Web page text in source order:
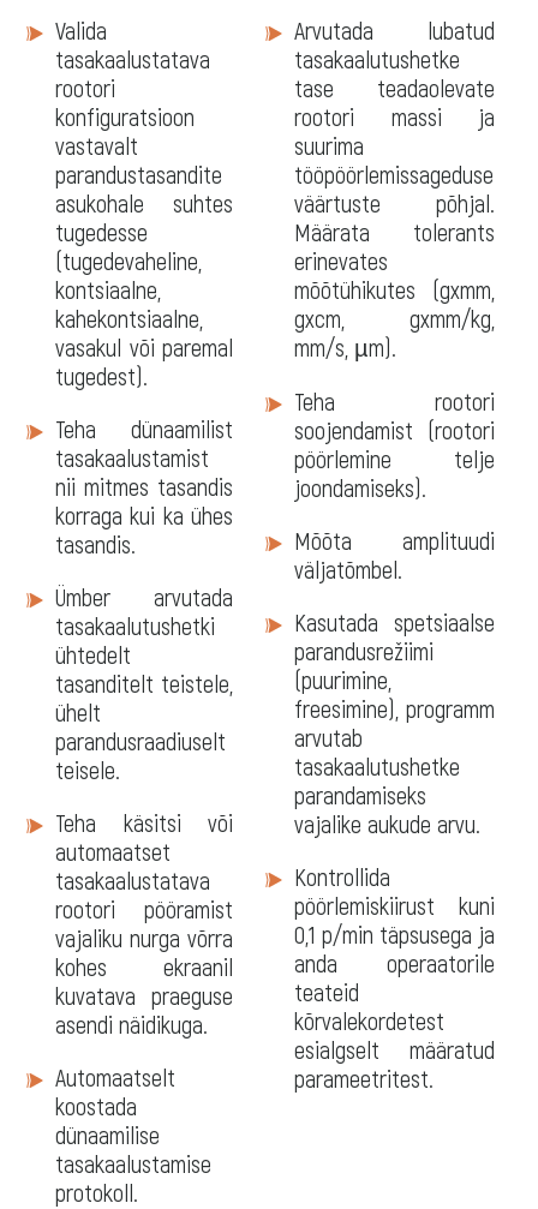
Tarkvara
Valida
tasakaalustatava
rootori
konfiguratsioon
vastavalt
parandustasandite
asukohale suhtes
tugedesse
(tugedevaheline,
kontsiaalne,
kahekontsiaalne,
vasakul või paremal
tugedest).
Teha dünaamilist
tasakaalustamist
nii mitmes tasandis
korraga kui ka ühes
tasandis.
Ümber arvutada
tasakaalutushetki
ühtedelt
tasanditelt teistele,
ühelt
parandusraadiuselt
teisele.
Teha käsitsi või
automaatset
tasakaalustatava
rootori pööramist
vajaliku nurga võrra
kohes ekraanil
kuvatava praeguse
asendi näidikuga.
Automaatselt
koostada
dünaamilise
tasakaalustamise
protokoll.
Arvutada lubatud
tasakaalutushetke
tase teadaolevate
rootori massi ja
suurima
tööpöörlemissageduse
väärtuste põhjal.
Määrata tolerants
erinevates
mõõtühikutes (gxmm,
gxcm, gxmm/kg,
mm/s, µm).
Teha rootori
soojendamist (rootori
pöörlemine telje
joondamiseks).
Mõõta amplituudi
väljatõmbel.
Kasutada spetsiaalse
parandusrežiimi
(puurimine,
freesimine), programm
arvutab
tasakaalutushetke
parandamiseks
vajalike aukude arvu.
Kontrollida
pöörlemiskiirust kuni
0,1 p/min täpsusega ja
anda operaatorile
teateid
kõrvalekordetest
esialgselt määratud
parameetritest.